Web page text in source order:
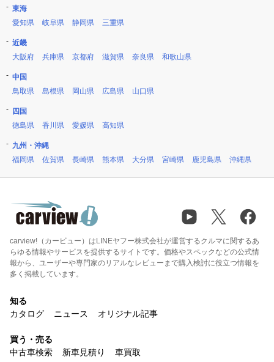
東海
愛知県
岐阜県 静岡県 三重県
近畿
大阪府
兵庫県 京都府 滋賀県 奈良県 和歌山県
中国
鳥取県
島根県 岡山県 広島県 山口県
四国
徳島県
香川県 愛媛県 高知県
九州・沖縄
福岡県
佐賀県 長崎県 熊本県 大分県 宮崎県 鹿児島県 沖縄県
carview!（カービュー）はLINEヤフー株式会社が運営するクルマに関するあ
らゆる情報やサービスを提供するサイトです。価格やスペックなどの公式情
報から、ユーザーや専門家のリアルなレビューまで購入検討に役立つ情報を
多く掲載しています。
知る
カタログ
ニュース オリジナル記事
買う・売る
中古車検索
新車見積り 車買取